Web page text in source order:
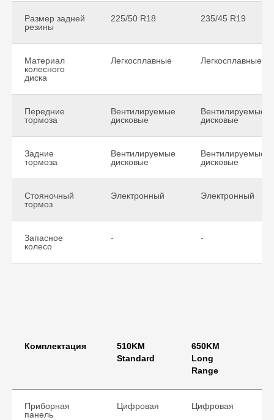
Размер задней
резины
225/50 R18 235/45 R19
Материал
колесного
диска
Легкосплавные Легкосплавные
Передние
тормоза
Вентилируемые
дисковые
Вентилируемые
дисковые
Задние
тормоза
Вентилируемые
дисковые
Вентилируемые
дисковые
Стояночный
тормоз
Электронный Электронный
Запасное
колесо
- -
Комплектация
510KM
Standard
650KM
Long
Range
Приборная
панель
Цифровая Цифровая